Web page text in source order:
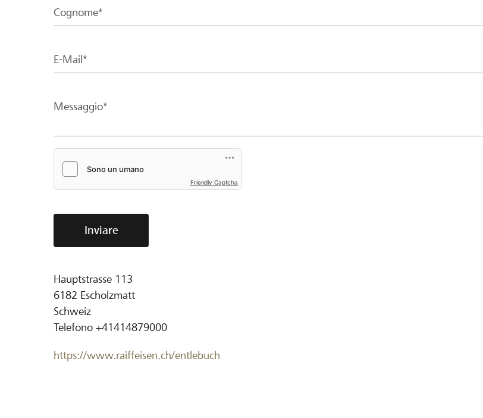
Cognome*
E-Mail*
Messaggio*
Friendly Captcha
Inviare
Hauptstrasse 113
6182 Escholzmatt
Schweiz
Telefono +41414879000
https://www.raiffeisen.ch/entlebuch